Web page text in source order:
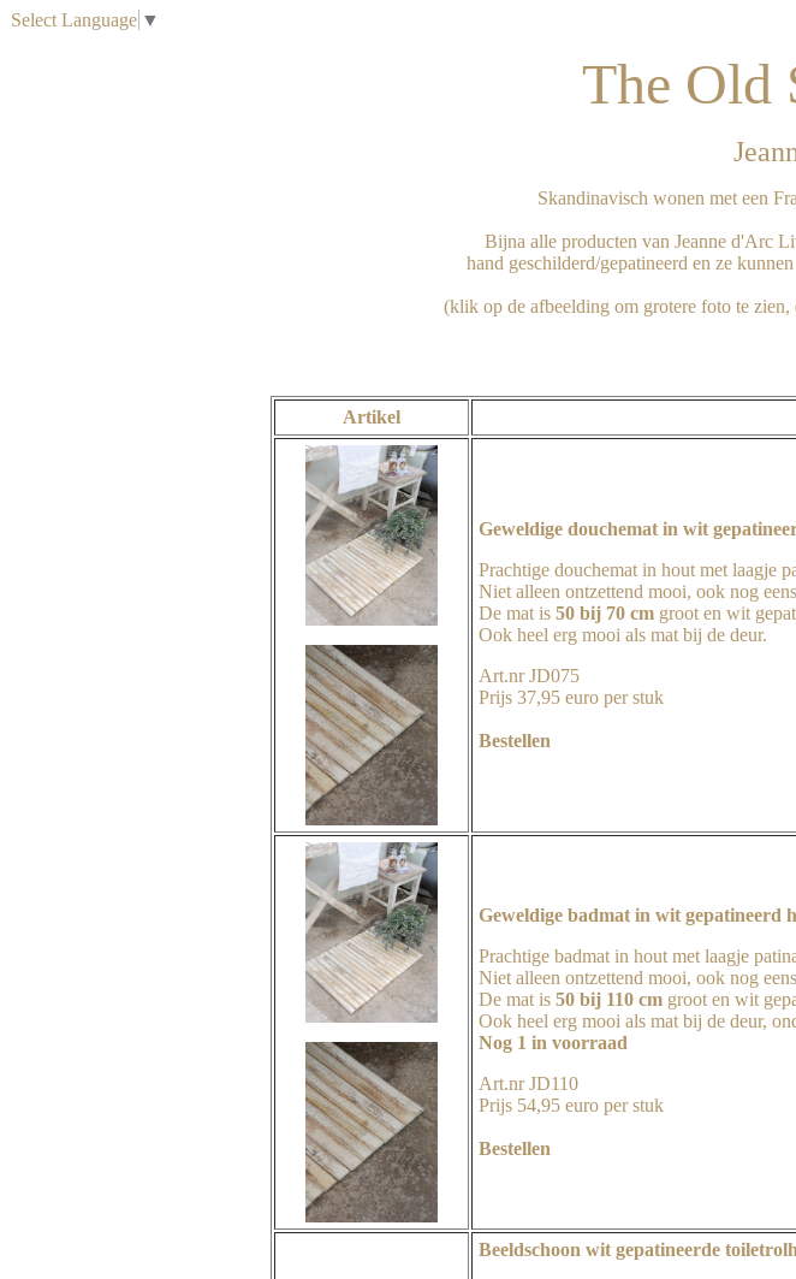
Select Language ▼
The Old
Skandinavisch wonen met een
Bijna alle producten van Jeanne d'Arc
hand geschilderd/gepatineerd en ze
Artikel
Geweldige douchemat in wit
Prachtige douchemat in hout met laagje
Niet alleen ontzettend mooi, ook nog
De mat is 50 bij 70 cmgroot en wit
Ook heel erg mooi als mat bij de deur.
Art.nr JD075
Prijs 37,95 euro per stuk
Bestellen
Geweldige badmat in wit gepatineerd
Prachtige badmat in hout met laagje
Niet alleen ontzettend mooi, ook nog
De mat is 50 bij 110 cmgroot en wit
Ook heel erg mooi als mat bij de deur,
Nog 1 in voorraad
Art.nr JD110
Prijs 54,95 euro per stuk
Bestellen
Beeldschoon wit gepatineerde